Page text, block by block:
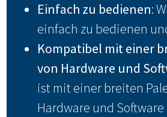
Einfach zu bedienen:
einfach zu bedienen
Kompatibel mit einer
von Hardware und
ist mit einer breiten
Hardware und